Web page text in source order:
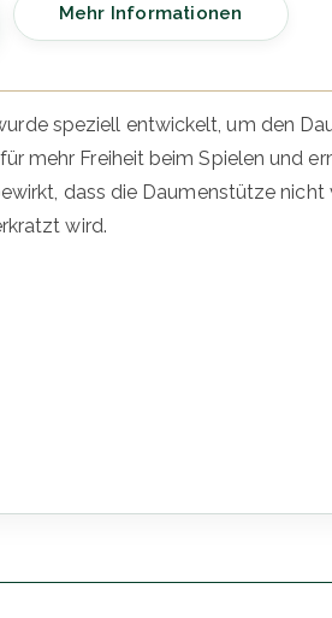
speziell entwickelt, um den
mehr Freiheit beim Spielen und
dass die Daumenstütze
wird.
Mehr Informationen